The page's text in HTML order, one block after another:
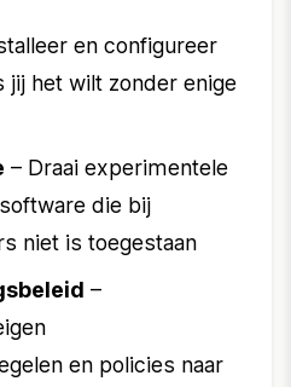
en configureer
jij het wilt zonder enige
– Draai experimentele
die bij
niet is toegestaan
–
en policies naar